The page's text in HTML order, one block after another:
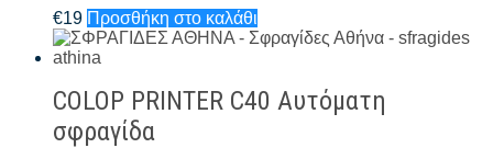
€19 Προσθήκη στο καλάθι
COLOP PRINTER C40 Αυτόματη
σφραγίδα